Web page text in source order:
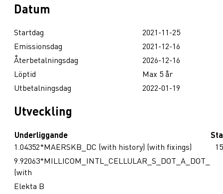
Datum
Startdag
2021-11-25
Emissionsdag
2021-12-16
Återbetalningsdag
2026-12-16
Löptid
Max 5 år
Utbetalningsdag
2022-01-19
Utveckling
Underliggande
1.04352*MAERSKB_DC (with history) (with fixings)
9.92063*MILLICOM_INTL_CELLULAR_S_DOT_A_DOT_
(with
Elekta B